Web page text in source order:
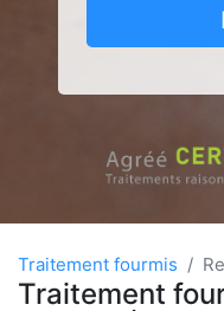
Traitement fourmis
Traitement